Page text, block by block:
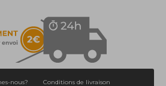
nous? Conditions de livraison